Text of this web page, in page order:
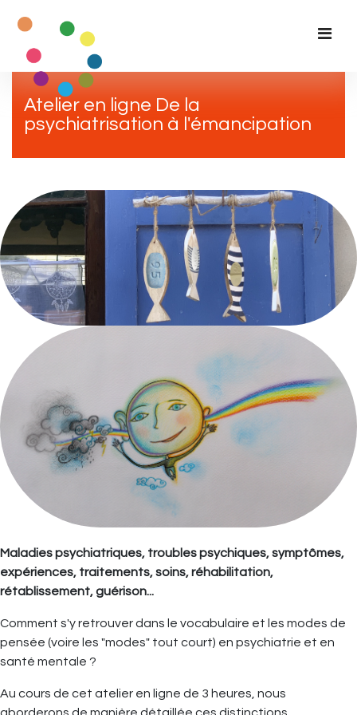
Atelier en ligne De la
psychiatrisation à l'émancipation
Maladies psychiatriques, troubles psychiques, symptômes,
expériences, traitements, soins, réhabilitation,
rétablissement, guérison...
Comment s'y retrouver dans le vocabulaire et les modes de
pensée (voire les "modes" tout court) en psychiatrie et en
santé mentale ?
Au cours de cet atelier en ligne de 3 heures, nous